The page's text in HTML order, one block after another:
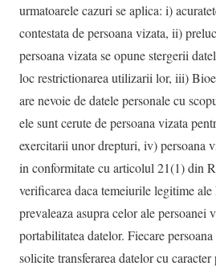
urmatoarele cazuri se aplica: i)
contestata de persoana vizata, ii)
persoana vizata se opune stergerii
loc restrictionarea utilizarii lor, iii)
are nevoie de datele personale cu
ele sunt cerute de persoana vizata
exercitarii unor drepturi, iv) persoana
in conformitate cu articolul 21(1) din
verificarea daca temeiurile legitime
prevaleaza asupra celor ale persoanei
portabilitatea datelor. Fiecare
solicite transferarea datelor cu caracter